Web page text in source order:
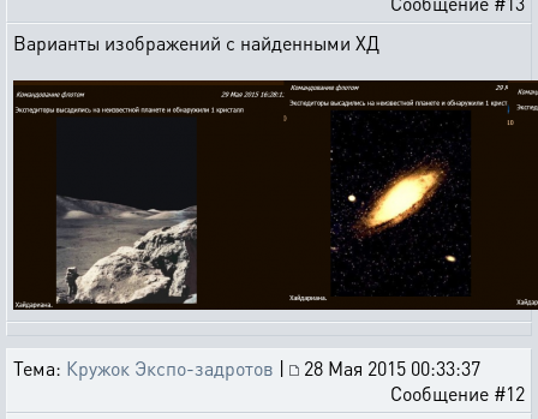
Варианты изображений с найденными ХД
Тема: Кружок Экспо-задротов |
28 Мая 2015 00:33:37
Сообщение #12